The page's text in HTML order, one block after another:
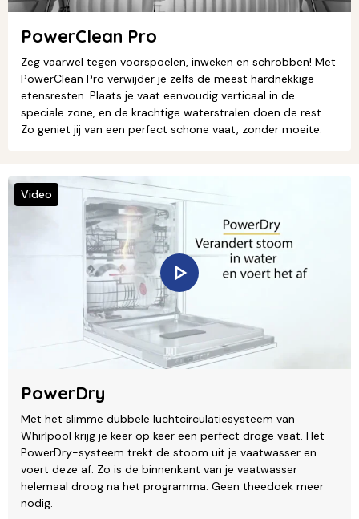
PowerClean Pro
Zeg vaarwel tegen voorspoelen, inweken en schrobben! Met
PowerClean Pro verwijder je zelfs de meest hardnekkige
etensresten. Plaats je vaat eenvoudig verticaal in de
speciale zone, en de krachtige waterstralen doen de rest.
Zo geniet jij van een perfect schone vaat, zonder moeite.
PowerDry
Met het slimme dubbele luchtcirculatiesysteem van
Whirlpool krijg je keer op keer een perfect droge vaat. Het
PowerDry-systeem trekt de stoom uit je vaatwasser en
voert deze af. Zo is de binnenkant van je vaatwasser
helemaal droog na het programma. Geen theedoek meer
nodig.
Video